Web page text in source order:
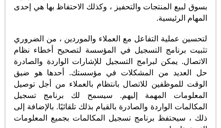
بسوق لبيع المنتجات والتحفيز ، وكذلك الاحتفاظ بها هي إحدى
المهام الرئيسية.
لتحسين عملية التفاعل مع العملاء والموردين ، من الضروري
تثبيت برنامج التسجيل في المؤسسة لتصحيح أخطاء نظام
الاتصال. يمكن لبرامج التسجيل للإشارات الواردة والصادرة
حل العديد من المشكلات في مؤسستك. أحدها هو ضيق
الوقت للموظفين للاتصال بانتظام بالعملاء من أجل توصيل
المعلومات المهمة إليهم. سيسمح لك برنامج تسجيل
المكالمات الواردة والصادرة بالقيام بذلك تلقائيًا. بالإضافة إلى
ذلك ، سيحتفظ برنامج تسجيل المكالمات بجميع المعلومات